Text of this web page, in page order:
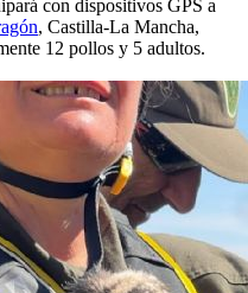
con dispositivos GPS a
, Castilla-La Mancha,
12 pollos y 5 adultos.